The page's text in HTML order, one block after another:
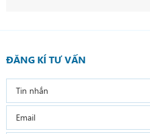
ĐĂNG KÍ TƯ VẤN